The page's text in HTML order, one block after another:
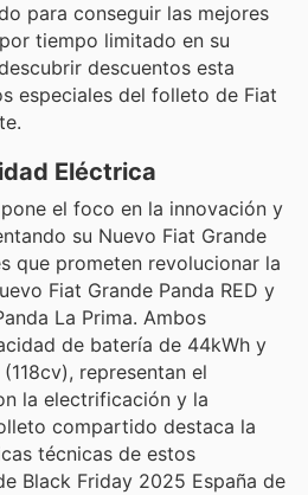
para conseguir las mejores
tiempo limitado en su
descuentos esta
especiales del folleto de Fiat
Eléctrica
el foco en la innovación y
su Nuevo Fiat Grande
que prometen revolucionar la
Fiat Grande Panda RED y
La Prima. Ambos
de batería de 44kWh y
representan el
la electrificación y la
compartido destaca la
técnicas de estos
Black Friday 2025 España de